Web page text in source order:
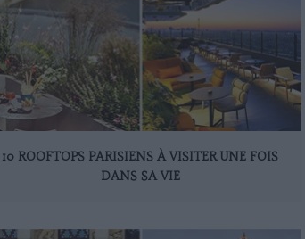
10 ROOFTOPS PARISIENS À VISITER UNE FOIS
DANS SA VIE